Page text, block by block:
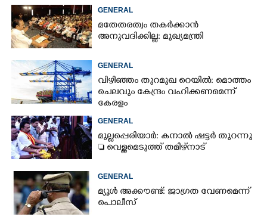
GENERAL
മതേതരത്വം തകർക്കാൻ
അനുവദിക്കില്ല: മുഖ്യമന്ത്രി
GENERAL
വിഴിഞ്ഞം തുറമുഖ റെയിൽ: മൊത്തം
ചെലവും കേന്ദ്രം വഹിക്കണമെന്ന്
കേരളം
GENERAL
മുല്ലപ്പെരിയാർ: കനാൽ ഷട്ടർ തുറന്നു
 വെള്ളമെടുത്ത് തമിഴ്നാട്
GENERAL
മ്യൂൾ അക്കൗണ്ട്: ജാഗ്രത വേണമെന്ന്
പൊലീസ്